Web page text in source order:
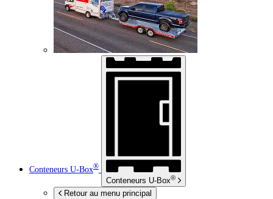
Conteneurs U-Box®
Conteneurs U-Box®
Retour au menu principal